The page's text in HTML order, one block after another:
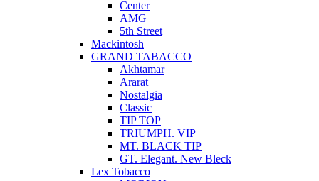
Center
AMG
5th Street
Mackintosh
GRAND TABACCO
Akhtamar
Ararat
Nostalgia
Classic
TIP TOP
TRIUMPH. VIP
MT. BLACK TIP
GT. Elegant. New Bleck
Lex Tobacco